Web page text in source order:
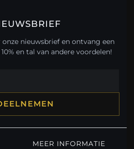
nieuwsbrief en ontvang een
en tal van andere voordelen!
MEER INFORMATIE